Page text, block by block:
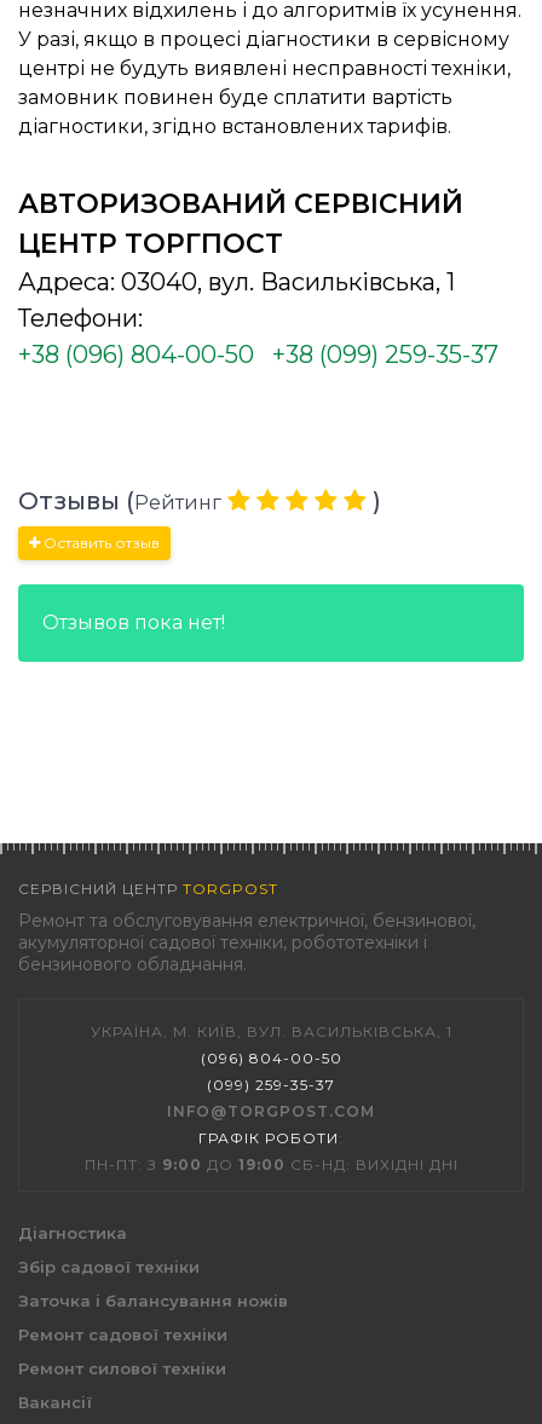
незначних відхилень і до алгоритмів їх усунення.
У разі, якщо в процесі діагностики в сервісному
центрі не будуть виявлені несправності техніки,
замовник повинен буде сплатити вартість
діагностики, згідно встановлених тарифів.
АВТОРИЗОВАНИЙ СЕРВІСНИЙ
ЦЕНТР ТОРГПОСТ
Адреса: 03040, вул. Васильківська, 1
Телефони:
+38 (096) 804-00-50
+38 (099) 259-35-37
Отзывы (Рейтинг )
Оставить отзыв
Отзывов пока нет!
СЕРВІСНИЙ ЦЕНТР TORGPOST
Ремонт та обслуговування електричної, бензинової,
акумуляторної садової техніки, робототехніки і
бензинового обладнання.
УКРАЇНА, М. КИЇВ, ВУЛ. ВАСИЛЬКІВСЬКА, 1
(096) 804-00-50
(099) 259-35-37
INFO@TORGPOST.COM
ГРАФІК РОБОТИ :
ПН-ПТ: З 9:00 ДО 19:00 СБ-НД: ВИХІДНІ ДНІ
Діагностика
Збір садової техніки
Заточка і балансування ножів
Ремонт садової техніки
Ремонт силової техніки
Вакансії